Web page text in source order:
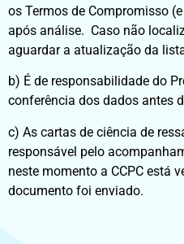
os Termos de Compromisso
após análise. Caso não
aguardar a atualização da
b) É de responsabilidade do
conferência dos dados antes
c) As cartas de ciência de
responsável pelo
neste momento a CCPC está
documento foi enviado.